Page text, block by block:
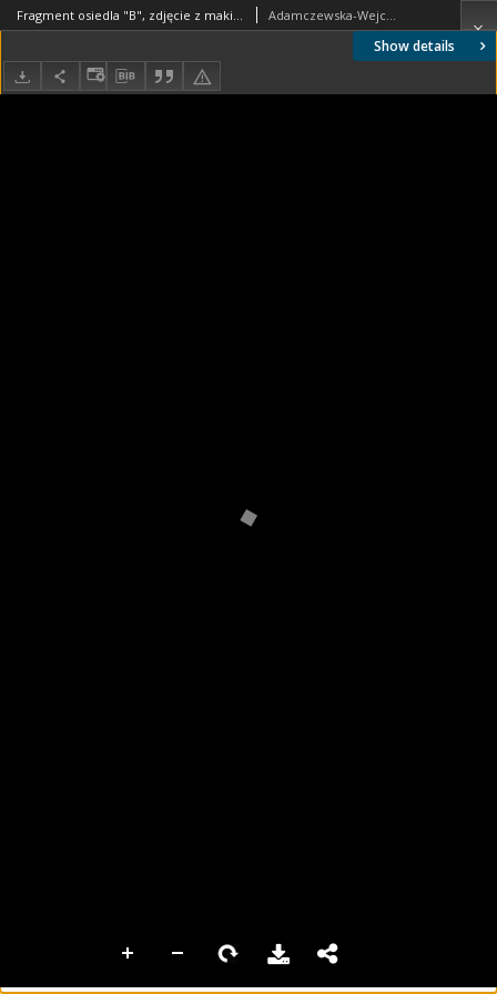
Show details
Fragment osiedla "B", zdjęcie z makiety, Tychy Adamczewska-Wejchert, Hanna (1920-1996). Autor